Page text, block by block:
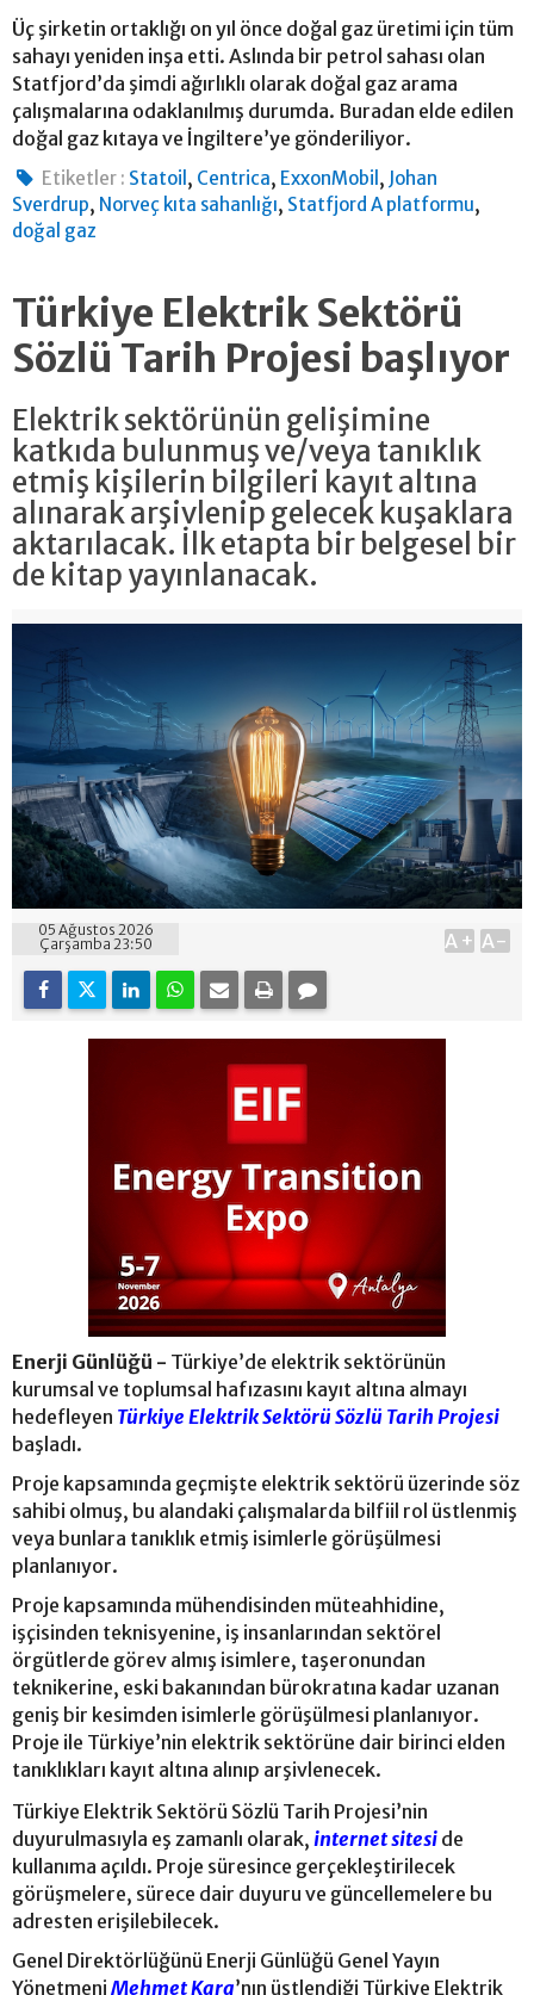
Üç şirketin ortaklığı on yıl önce doğal gaz üretimi için tüm
sahayı yeniden inşa etti. Aslında bir petrol sahası olan
Statfjord’da şimdi ağırlıklı olarak doğal gaz arama
çalışmalarına odaklanılmış durumda. Buradan elde edilen
doğal gaz kıtaya ve İngiltere’ye gönderiliyor.
Etiketler : Statoil , Centrica, ExxonMobil , Johan
Sverdrup, Norveç kıta sahanlığı, Statfjord A platformu,
doğal gaz
Türkiye Elektrik Sektörü
Sözlü Tarih Projesi başlıyor
Elektrik sektörünün gelişimine
katkıda bulunmuş ve/veya tanıklık
etmiş kişilerin bilgileri kayıt altına
alınarak arşivlenip gelecek kuşaklara
aktarılacak. İlk etapta bir belgesel bir
de kitap yayınlanacak.
05 Ağustos 2026
Çarşamba 23:50
A+ A-
Enerji Günlüğü - Türkiye’de elektrik sektörünün
kurumsal ve toplumsal hafızasını kayıt altına almayı
hedefleyen Türkiye Elektrik Sektörü Sözlü Tarih Projesi
başladı.
Proje kapsamında geçmişte elektrik sektörü üzerinde söz
sahibi olmuş, bu alandaki çalışmalarda bilfiil rol üstlenmiş
veya bunlara tanıklık etmiş isimlerle görüşülmesi
planlanıyor.
Proje kapsamında mühendisinden müteahhidine,
işçisinden teknisyenine, iş insanlarından sektörel
örgütlerde görev almış isimlere, taşeronundan
teknikerine, eski bakanından bürokratına kadar uzanan
geniş bir kesimden isimlerle görüşülmesi planlanıyor.
Proje ile Türkiye’nin elektrik sektörüne dair birinci elden
tanıklıkları kayıt altına alınıp arşivlenecek.
Türkiye Elektrik Sektörü Sözlü Tarih Projesi’nin
duyurulmasıyla eş zamanlı olarak, internet sitesi de
kullanıma açıldı. Proje süresince gerçekleştirilecek
görüşmelere, sürece dair duyuru ve güncellemelere bu
adresten erişilebilecek.
Genel Direktörlüğünü Enerji Günlüğü Genel Yayın
Yönetmeni Mehmet Kara’nın üstlendiği Türkiye Elektrik